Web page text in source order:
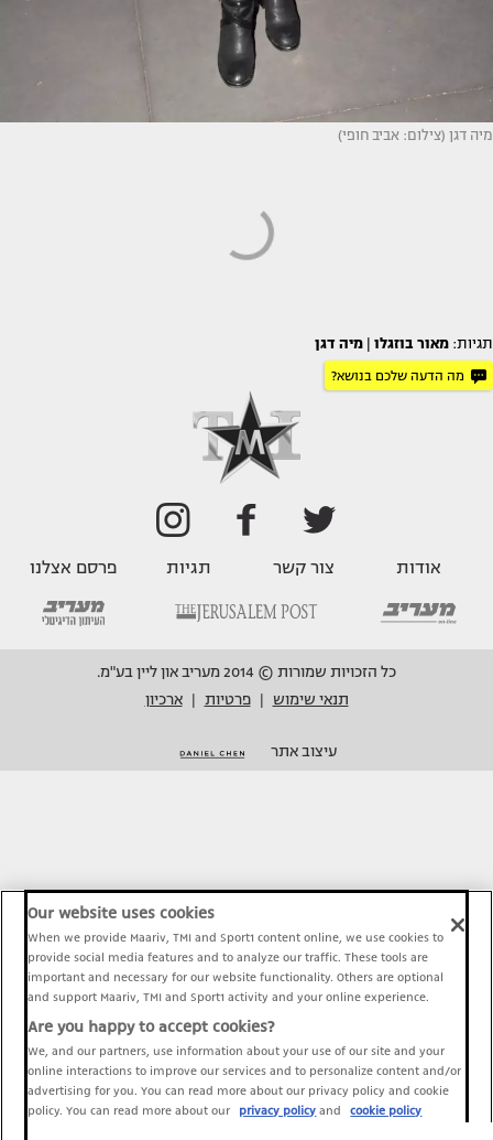
מיה דגן (צילום: אביב חופי)
תגיות: מאור בוזגלו מיה דגן
מה הדעה שלכם בנושא?
אודות צור קשר תגיות פרסם אצלנו
כל הזכויות שמורות © 2014 מעריב און ליין בע"מ.
תנאי שימוש
פרטיות ארכיון
עיצוב אתר
Our website uses cookies
When we provide Maariv, TMI and Sport1 content online, we use cookies to
provide social media features and to analyze our traffic. These tools are
important and necessary for our website functionality. Others are optional
and support Maariv, TMI and Sport1 activity and your online experience.
Are you happy to accept cookies?
We, and our partners, use information about your use of our site and your
online interactions to improve our services and to personalize content and/or
advertising for you. You can read more about our privacy policy and cookie
policy. You can read more about our
privacy policy and cookie policy